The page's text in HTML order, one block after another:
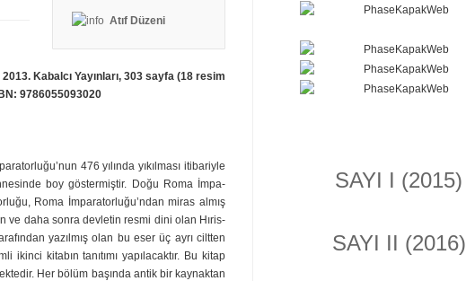
Atıf Düzeni
Kabalcı Yayınları, 303 sayfa (18 resim
9786055093020
476 yılında yıkılması itibariyle
boy göstermiştir. Doğu Roma İmpa­
Roma İmparatorluğu’ndan miras almış
ve daha sonra devletin resmi dini olan Hıris­
yazılmış olan bu eser üç ayrı ciltten
ikinci kitabın tanıtımı yapılacaktır. Bu kitap
Her bölüm başında antik bir kaynaktan
SAYI I (2015)
SAYI II (2016)